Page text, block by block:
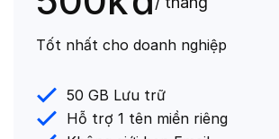
Tốt nhất cho doanh nghiệp
50 GB Lưu trữ
Hỗ trợ 1 tên miền riêng